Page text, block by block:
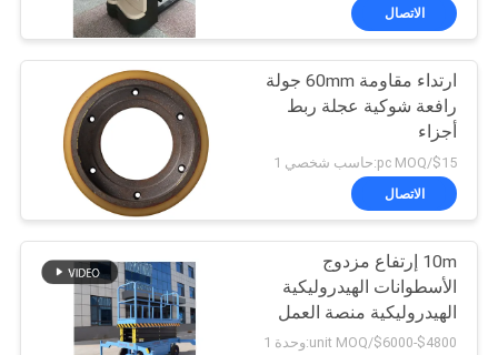
جولة
في
المعمل
مراقبة
الجودة
اتصل
رافعات البليت المعبئ
33
11
الاتصال
ارتداء مقاومة 60mm جولة
رافعة شوكية عجلة ربط
أجزاء
$15/pc MOQ:حاسب شخصي 1
الاتصال
10m إرتفاع مزدوج
الأسطوانات الهيدروليكية
الهيدروليكية منصة العمل
الجوية
$4800-$6000/unit MOQ:وحدة 1